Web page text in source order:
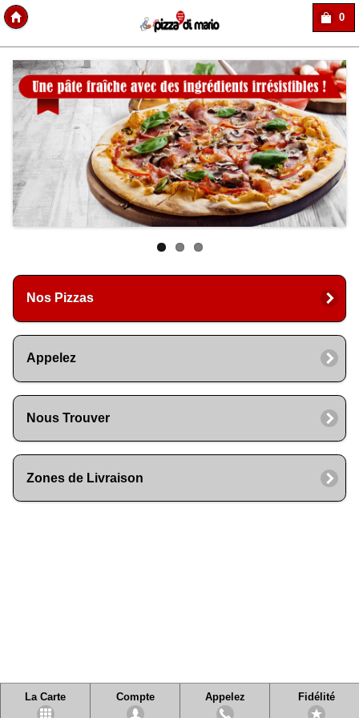
0
Nos Pizzas
Appelez
Nous Trouver
Zones de Livraison
La Carte Compte Appelez Fidélité
Copyright Des-click